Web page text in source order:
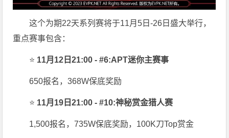
这个为期22天系列赛将于11月5日-26日盛大举行，
重点赛事包含：
⭐ 11月12日21:00 - #6:APT迷你主赛事
650报名，368W保底奖励
⭐ 11月19日21:00 - #10:神秘赏金猎人赛
1,500报名，735W保底奖励，100K刀Top赏金